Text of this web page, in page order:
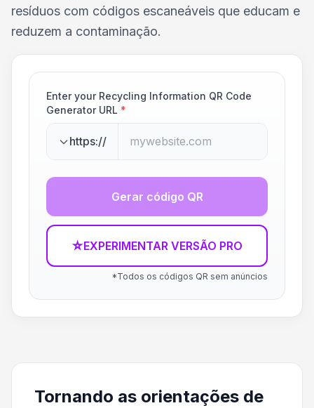
resíduos com códigos escaneáveis que educam e
reduzem a contaminação.
Enter your Recycling Information QR Code
Generator URL *
https://
Gerar código QR
☆EXPERIMENTAR VERSÃO PRO
*Todos os códigos QR sem anúncios
Tornando as orientações de